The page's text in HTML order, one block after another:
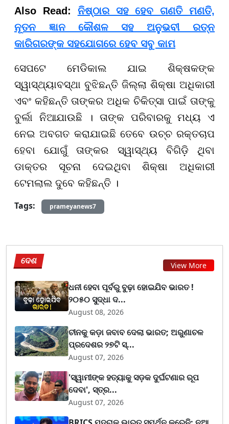
Also Read: ନିଷ୍ଠାର ସହ ହେବ ଗଣତି ମଣତି,
ନୂତନ ଜ୍ଞାନ କୌଶଳ ସହ ଅନୁଭବୀ ରତ୍ନ
କାରିଗରଙ୍କ ସହଯୋଗରେ ହେବ ସବୁ କାମ
ସେପଟେ ମେଡିକାଲ ଯାଇ ଶିକ୍ଷକଙ୍କ
ସ୍ୱାସ୍ଥ୍ୟାବସ୍ଥା ବୁଝିଛନ୍ତି ଜିଲ୍ଲା ଶିକ୍ଷା ଅଧିକାରୀ
ଏବଂ କହିଛନ୍ତି ତାଙ୍କର ଅଧିକ ଚିକିତ୍ସା ପାଇଁ ତାଙ୍କୁ
ବୁର୍ଲା ନିଆଯାଉଛି । ତାଙ୍କ ପରିବାରକୁ ମଧ୍ୟ ଏ
ନେଇ ଅବଗତ କରାଯାଇଛି ତେବେ ଉଚ୍ଚ ରକ୍ତଚାପ
ହେବା ଯୋଗୁଁ ତାଙ୍କର ସ୍ୱାସ୍ଥ୍ୟ ବିଗିଡ଼ି ଥିବା
ଡାକ୍ତର ସୂଚନା ଦେଇଥିବା ଶିକ୍ଷା ଅଧିକାରୀ
ଟେମଲାଲ ଦୁବେ କହିଛନ୍ତି ।
Tags:
prameyanews7
ଦେଶ View More
ଧନୀ ହେବା ପୂର୍ବରୁ ବୁଢ଼ା ହୋଇଯିବ ଭାରତ !
୨୦୫୦ ସୁଦ୍ଧା ଦ...
August 08, 2026
ଚୀନକୁ କଡ଼ା ଜବାବ ଦେଲା ଭାରତ; ଅରୁଣାଚଳ
ପ୍ରଦେଶର ୨୭ଟି ସ୍...
August 07, 2026
'ସ୍ୱାମୀଙ୍କ ହତ୍ୟାକୁ ସଡ଼କ ଦୁର୍ଘଟଣାର ରୂପ
ଦେବା', ସ୍ତ୍ର...
August 07, 2026